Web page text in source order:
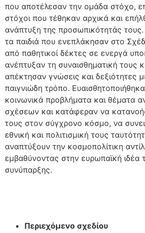
που αποτέλεσαν την ομάδα στόχο,
στόχοι που τέθηκαν αρχικά και
ανάπτυξη της προσωπικότητάς τους.
τα παιδιά που ενεπλάκησαν στο
από παθητικοί δέκτες σε ενεργά
ανέπτυξαν τη συναισθηματική τους
απέκτησαν γνώσεις και δεξιότητες
παιγνιώδη τρόπο.
κοινωνικά προβλήματα και θέματα
σχέσεων και κατάφεραν να
τους στον σύγχρονο κόσμο, να
εθνική και πολιτισμική τους
αναπτύξουν την κοσμοπολίτικη
εμβαθύνοντας στην ευρωπαϊκή ιδέα
συνύπαρξης.
Περιεχόμενο σχεδίου